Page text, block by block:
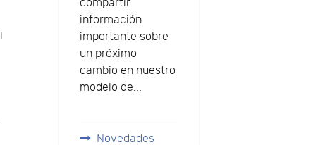
compartir
información
importante sobre
un próximo
cambio en nuestro
modelo de...
Novedades